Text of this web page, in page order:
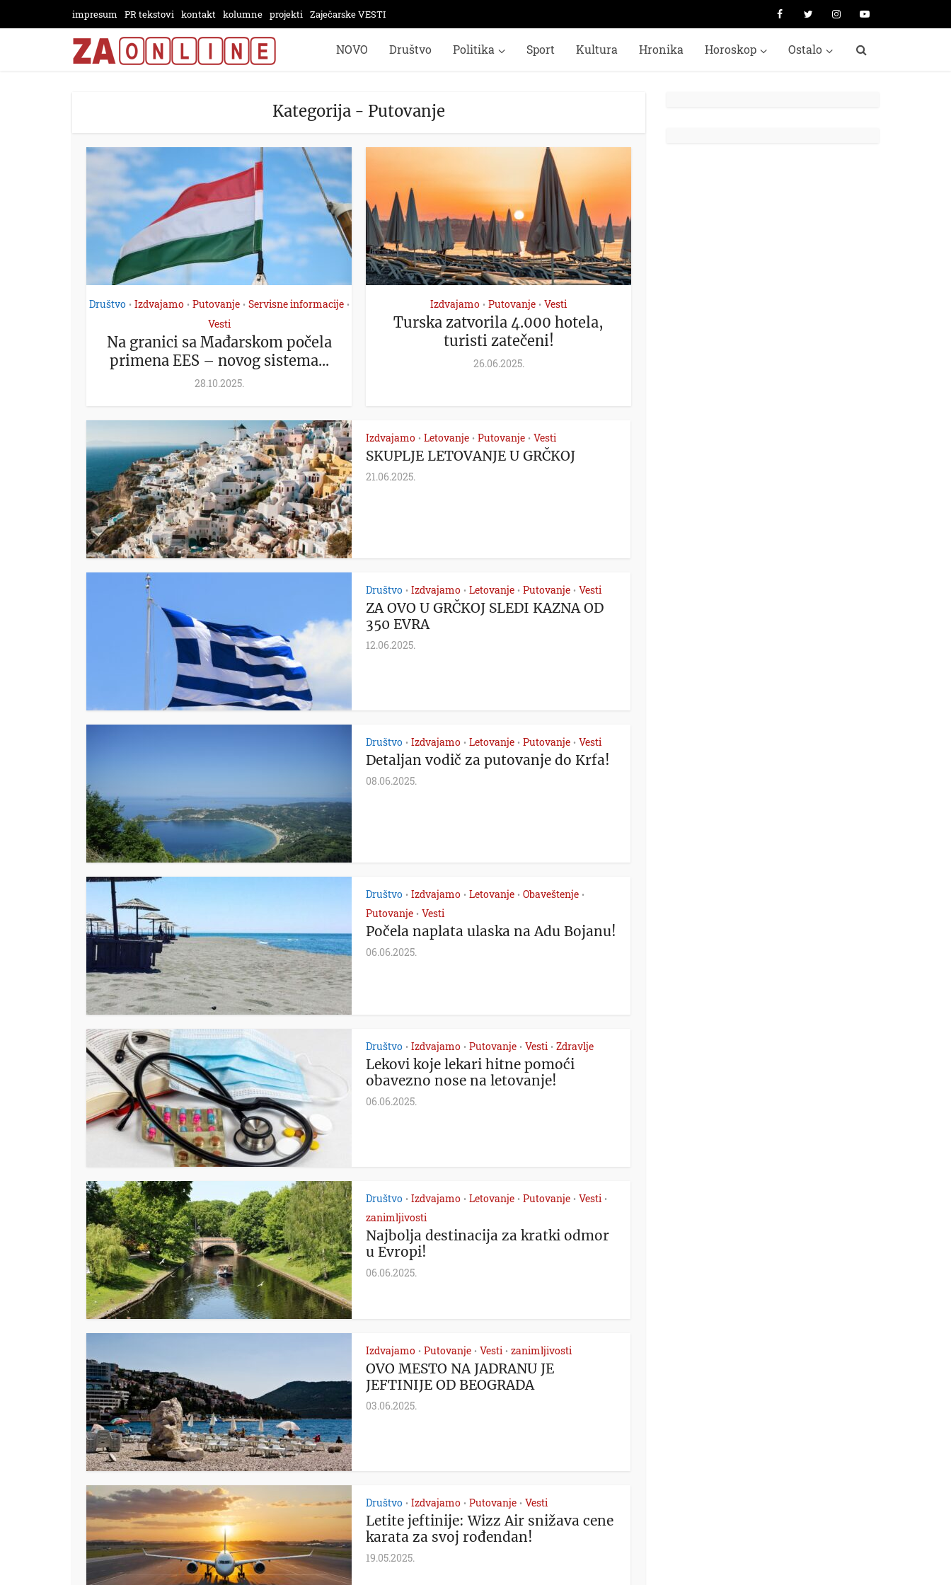
impresum PR tekstovi kontakt kolumne projekti Zaječarske VESTI
NOVO Društvo Politika Sport Kultura Hronika Horoskop Ostalo
Kategorija - Putovanje
Društvo • Izdvajamo • Putovanje • Servisne informacije •
Vesti
Na granici sa Mađarskom počela
primena EES – novog sistema...
28.10.2025.
Izdvajamo • Putovanje • Vesti
Turska zatvorila 4.000 hotela,
turisti zatečeni!
26.06.2025.
Izdvajamo • Letovanje • Putovanje • Vesti
SKUPLJE LETOVANJE U GRČKOJ
21.06.2025.
Društvo • Izdvajamo • Letovanje • Putovanje • Vesti
ZA OVO U GRČKOJ SLEDI KAZNA OD
350 EVRA
12.06.2025.
Društvo • Izdvajamo • Letovanje • Putovanje • Vesti
Detaljan vodič za putovanje do Krfa!
08.06.2025.
Društvo • Izdvajamo • Letovanje • Obaveštenje •
Putovanje • Vesti
Počela naplata ulaska na Adu Bojanu!
06.06.2025.
Društvo • Izdvajamo • Putovanje • Vesti • Zdravlje
Lekovi koje lekari hitne pomoći
obavezno nose na letovanje!
06.06.2025.
Društvo • Izdvajamo • Letovanje • Putovanje • Vesti •
zanimljivosti
Najbolja destinacija za kratki odmor
u Evropi!
06.06.2025.
Izdvajamo • Putovanje • Vesti • zanimljivosti
OVO MESTO NA JADRANU JE
JEFTINIJE OD BEOGRADA
03.06.2025.
Društvo • Izdvajamo • Putovanje • Vesti
Letite jeftinije: Wizz Air snižava cene
karata za svoj rođendan!
19.05.2025.